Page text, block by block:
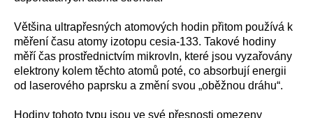
Většina ultrapřesných atomových hodin přitom používá k
měření času atomy izotopu cesia-133. Takové hodiny
měří čas prostřednictvím mikrovln, které jsou vyzařovány
elektrony kolem těchto atomů poté, co absorbují energii
od laserového paprsku a změní svou „oběžnou dráhu“.
Hodiny tohoto typu jsou ve své přesnosti omezeny